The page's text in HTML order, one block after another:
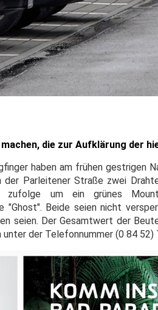
die zur Aufklärung der
haben am frühen gestrigen
Parleitener Straße zwei
um ein grünes
"Ghost". Beide seien nicht
seien. Der Gesamtwert der
der Telefonnummer (0 84 52)